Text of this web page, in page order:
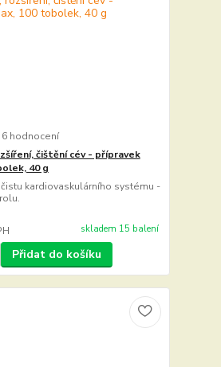
6 hodnocení
čištění cév - přípravek
40 g
kardiovaskulárního systému -
skladem 15 balení
Přidat do košíku